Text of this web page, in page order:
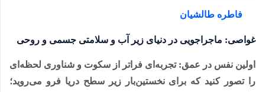
فاطره طالشیان
غواصی: ماجراجویی در دنیای زیر آب و سلامتی جسمی و روحی
اولین نفس در عمق: تجربه‌ای فراتر از سکوت و شناوری لحظه‌ای
را تصور کنید که برای نخستین‌بار زیر سطح دریا فرو می‌روید؛